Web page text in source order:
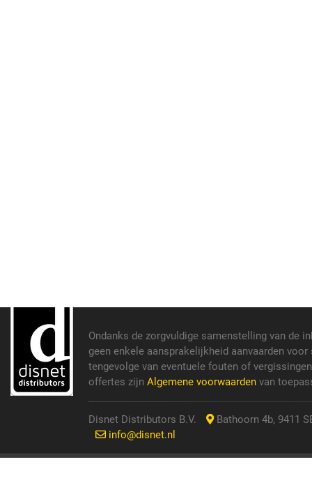
Ondanks de zorgvuldige samenstelling van de
geen enkele aansprakelijkheid aanvaarden
tengevolge van eventuele fouten of
offertes zijn Algemene voorwaarden van
Disnet Distributors B.V.
Bathoorn 4b, 9411
info@disnet.nl